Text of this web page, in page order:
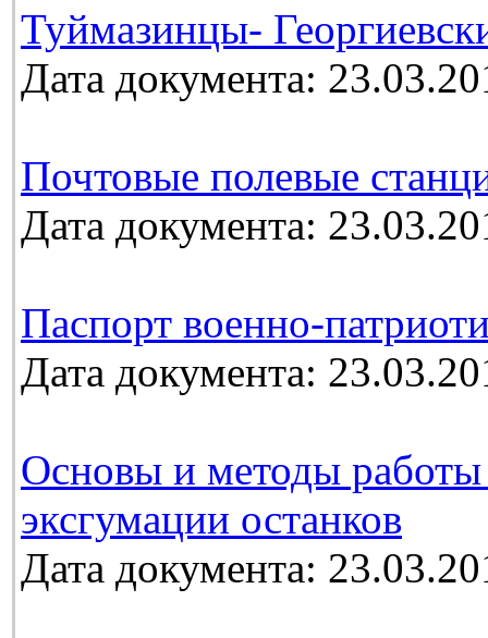
Туймазинцы-
Дата документа:
Почтовые полевые
Дата документа:
Паспорт военно-
Дата документа:
Основы и методы
эксгумации останков
Дата документа: